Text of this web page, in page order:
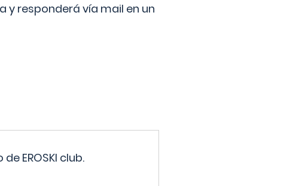
responderá vía mail en un
EROSKI club.